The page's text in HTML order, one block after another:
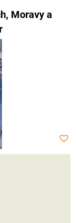
Moravy a